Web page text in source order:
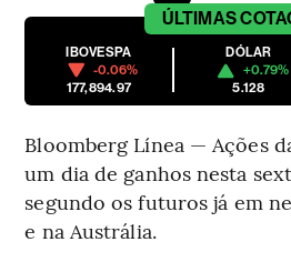
ÚLTIMAS
IBOVESPA
-0.06%
177,894.97
DÓLAR
+0.79%
5.128
Bloomberg Línea — Ações
um dia de ganhos nesta
segundo os futuros já em
e na Austrália.